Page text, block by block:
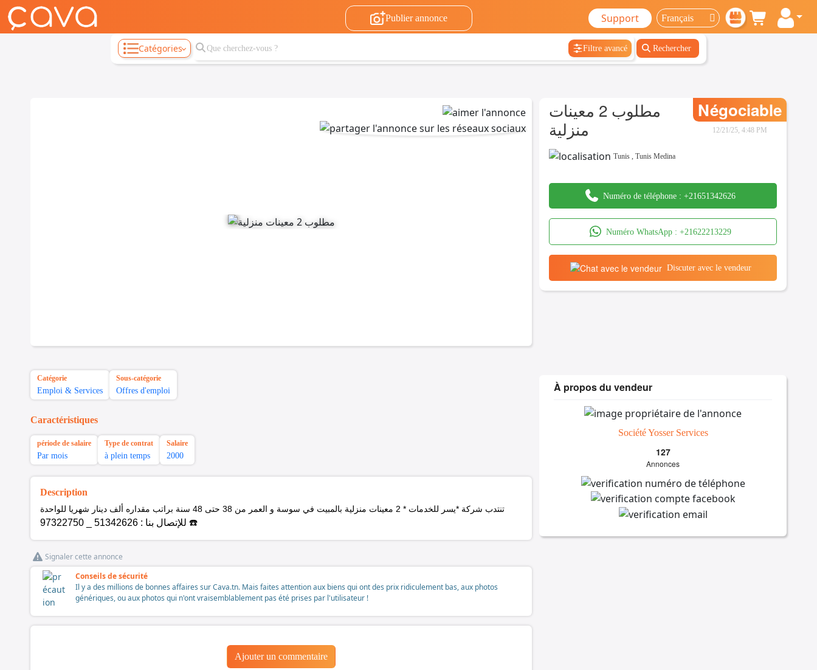
Publier annonce Support
Catégories Filtre avancé Rechercher
مطلوب 2 معينات
منزلية
Négociable
12/21/25, 4:48 PM
Tunis ,Tunis Medina
Numéro de téléphone :+21651342626
Numéro WhatsApp : +21622213229
Discuter avec le vendeur
Catégorie
Emploi & Services
Sous-catégorie
Offres d'emploi
Caractéristiques
période de salaire
Par mois
Type de contrat
à plein temps
Salaire
2000
Description
تنتدب شركة *يسر للخدمات * 2 معينات منزلية بالمبيت في سوسة و العمر من 38 حتى 48 سنة براتب مقداره ألف دينار شهريا للواحدة
للإتصال بنا : 51342626 _ 97322750 ☎️
Signaler cette annonce
Conseils de sécurité
Il y a des millions de bonnes affaires sur Cava.tn. Mais faites attention aux biens qui ont des prix ridiculement bas, aux photos
génériques, ou aux photos qui n'ont vraisemblablement pas été prises par l'utilisateur !
Ajouter un commentaire
À propos du vendeur
Société Yosser Services
127
Annonces